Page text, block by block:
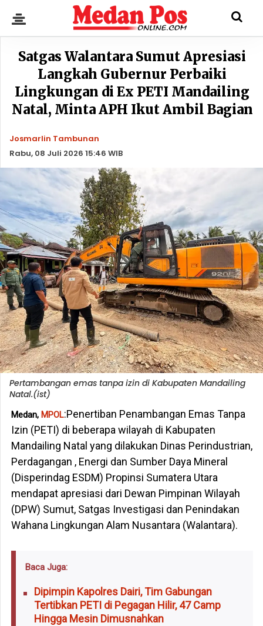
Satgas Walantara Sumut Apresiasi
Langkah Gubernur Perbaiki
Lingkungan di Ex PETI Mandailing
Natal, Minta APH Ikut Ambil Bagian
Josmarlin Tambunan
Rabu, 08 Juli 2026 15:46 WIB
Pertambangan emas tanpa izin di Kabupaten Mandailing
Natal.(ist)
Medan, MPOL:Penertiban Penambangan Emas Tanpa
Izin (PETI) di beberapa wilayah di Kabupaten
Mandailing Natal yang dilakukan Dinas Perindustrian,
Perdagangan , Energi dan Sumber Daya Mineral
(Disperindag ESDM) Propinsi Sumatera Utara
mendapat apresiasi dari Dewan Pimpinan Wilayah
(DPW) Sumut, Satgas Investigasi dan Penindakan
Wahana Lingkungan Alam Nusantara (Walantara).
Baca Juga:
Dipimpin Kapolres Dairi, Tim Gabungan
Tertibkan PETI di Pegagan Hilir, 47 Camp
Hingga Mesin Dimusnahkan